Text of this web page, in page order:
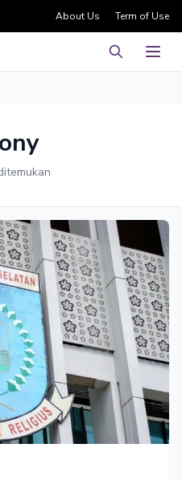
About Us Term of Use
Pencarian